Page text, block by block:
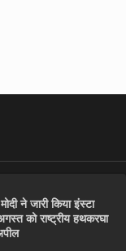
ने जारी किया इंस्टा
को राष्ट्रीय हथकरघा